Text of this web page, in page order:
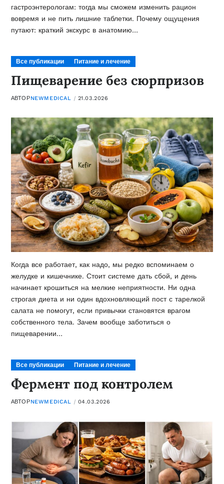
гастроэнтерологам: тогда мы сможем изменить рацион
вовремя и не пить лишние таблетки. Почему ощущения
путают: краткий экскурс в анатомию…
Все публикации Питание и лечение
Пищеварение без сюрпризов
АВТОРNEWMEDICAL 21.03.2026
Когда все работает, как надо, мы редко вспоминаем о
желудке и кишечнике. Стоит системе дать сбой, и день
начинает крошиться на мелкие неприятности. Ни одна
строгая диета и ни один вдохновляющий пост с тарелкой
салата не помогут, если привычки становятся врагом
собственного тела. Зачем вообще заботиться о
пищеварении…
Все публикации Питание и лечение
Фермент под контролем
АВТОРNEWMEDICAL 04.03.2026